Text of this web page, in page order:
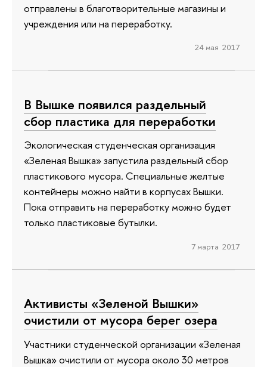
отправлены в благотворительные магазины и
учреждения или на переработку.
24 мая 2017
В Вышке появился раздельный
сбор пластика для переработки
Экологическая студенческая организация
«Зеленая Вышка» запустила раздельный сбор
пластикового мусора. Специальные желтые
контейнеры можно найти в корпусах Вышки.
Пока отправить на переработку можно будет
только пластиковые бутылки.
7 марта 2017
Активисты «Зеленой Вышки»
очистили от мусора берег озера
Участники студенческой организации «Зеленая
Вышка» очистили от мусора около 30 метров